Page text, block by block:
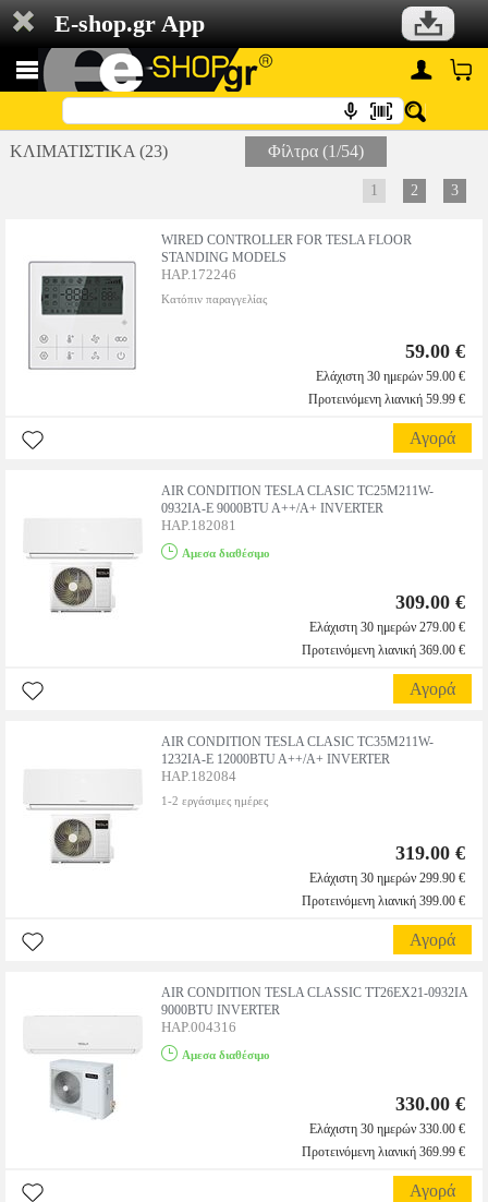
E-shop.gr App
ΚΛΙΜΑΤΙΣΤΙΚΑ (23) Φίλτρα (1/54)
1 2 3
WIRED CONTROLLER FOR TESLA FLOOR
STANDING MODELS
HAP.172246
Κατόπιν παραγγελίας
59.00 €
Ελάχιστη 30 ημερών 59.00 €
Προτεινόμενη λιανική 59.99 €
Αγορά
AIR CONDITION TESLA CLASIC ΤC25Μ211W-
0932IΑ-Ε 9000BTU A++/A+ INVERTER
HAP.182081
Αμεσα διαθέσιμο
309.00 €
Ελάχιστη 30 ημερών 279.00 €
Προτεινόμενη λιανική 369.00 €
Αγορά
AIR CONDITION TESLA CLASIC ΤC35Μ211W-
1232IΑ-Ε 12000BTU A++/A+ INVERTER
HAP.182084
1-2 εργάσιμες ημέρες
319.00 €
Ελάχιστη 30 ημερών 299.90 €
Προτεινόμενη λιανική 399.00 €
Αγορά
AIR CONDITION TESLA CLASSIC TT26EX21-0932IA
9000BTU INVERTER
HAP.004316
Αμεσα διαθέσιμο
330.00 €
Ελάχιστη 30 ημερών 330.00 €
Προτεινόμενη λιανική 369.99 €
Αγορά